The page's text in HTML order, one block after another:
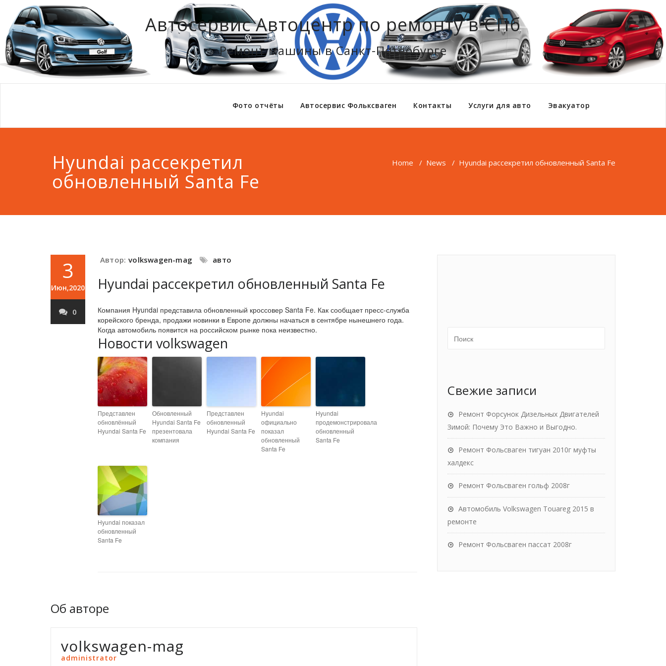
Автосервис Автоцентр по ремонту в СПб
Ремонт машины в Санкт-Петербурге
Фото отчёты Автосервис Фольксваген Контакты Услуги для авто Эвакуатор
Hyundai рассекретил
обновленный Santa Fe
Home / News / Hyundai рассекретил обновленный Santa Fe
3
Июн,2020
0
Автор: volkswagen-mag авто
Hyundai рассекретил обновленный Santa Fe
Компания Hyundai представила обновленный кроссовер Santa Fe. Как сообщает пресс-служба
корейского бренда, продажи новинки в Европе должны начаться в сентябре нынешнего года.
Когда автомобиль появится на российском рынке пока неизвестно.
Новости volkswagen
Представлен
обновлённый
Hyundai Santa Fe
Обновленный
Hyundai Santa Fe
презентовала
компания
Представлен
обновленный
Hyundai Santa Fe
Hyundai
официально
показал
обновленный
Santa Fe
Hyundai
продемонстрировала
обновленный
Santa Fe
Hyundai показал
обновленный
Santa Fe
Об авторе
volkswagen-mag
administrator
Свежие записи
Ремонт Форсунок Дизельных Двигателей
Зимой: Почему Это Важно и Выгодно.
Ремонт Фольсваген тигуан 2010г муфты
халдекс
Ремонт Фольсваген гольф 2008г
Автомобиль Volkswagen Touareg 2015 в
ремонте
Ремонт Фольсваген пассат 2008г